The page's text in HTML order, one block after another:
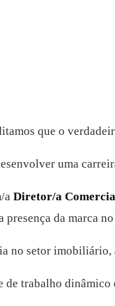
que o
uma
a Diretor/a
da marca
no setor
de trabalho